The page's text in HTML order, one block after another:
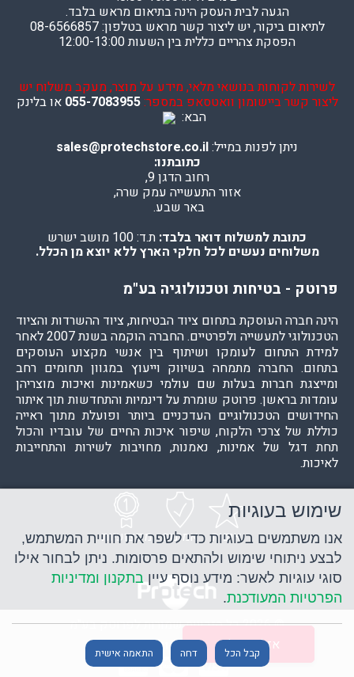
אזל מהמלאי
הגעה לבית העסק הינה בתיאום מראש בלבד.
לתיאום ביקור, יש ליצור קשר מראש בטלפון: 08-6566857
הפסקת צהריים כללית בין השעות 12:00-13:00
לשירות לקוחות בנושאי מלאי, מידע על מוצר, מעקב משלוח יש
ליצור קשר ביישומון וואטסאפ במספר:055-7083955 או בלינק
הבא:
ניתן לפנות במייל:sales@protechstore.co.il
כתובתנו:
רחוב הדגן 9,
אזור התעשייה עמק שרה,
באר שבע.
כתובת למשלוח דואר בלבד: ת.ד: 100 מושב ישרש
משלוחים נעשים לכל חלקי הארץ ללא יוצא מן הכלל.
פרוטק - בטיחות וטכנולוגיה בע"מ
הינה חברה העוסקת בתחום ציוד הבטיחות, ציוד ההשרדות והציוד
הטכנולוגי לתעשייה ולפרטיים. החברה הוקמה בשנת 2007 לאחר
למידת התחום לעומקו ושיתוף בין אנשי מקצוע העוסקים
בתחום. החברה מתמחה בשיווק וייעוץ במגוון תחומים רחב
ומייצגת חברות בעלות שם עולמי כשאמינות ואיכות מוצריהן
עומדות בראשן. פרוטק שומרת על דינמיות והתחדשות תוך איתור
החידושים הטכנולוגיים העדכניים ביותר ופועלת מתוך ראייה
כוללת של צרכי הלקוח, שיפור איכות החיים של עובדיו והכול
תחת דגל של אמינות, נאמנות, מחויבות לשירות והתחייבות
לאיכות.
איכות אמינות מקצועיות
© 2026 כל הזכויות שמורות לפרוטק בע"מ
קנייה מאובטחת
שימוש בעוגיות
אנו משתמשים בעוגיות כדי לשפר את חוויית המשתמש,
לבצע ניתוחי שימוש ולהתאים פרסומות. ניתן לבחור אילו
סוגי עוגיות לאשר: מידע נוסף עיין בתקנון ומדיניות
הפרטיות המעודכנת.
קבל הכל דחה התאמה אישית